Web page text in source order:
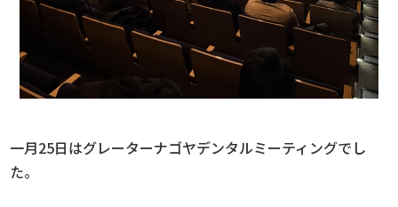
一月25日はグレーターナゴヤデンタルミーティングでし
た。